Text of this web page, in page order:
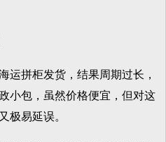
拼柜发货，结果周期过长，
小包，虽然价格便宜，但对这
极易延误。